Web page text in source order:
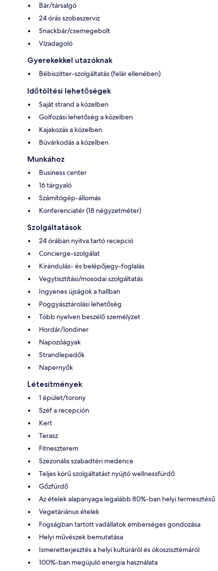
Bár/társalgó
24 órás szobaszerviz
Snackbár/csemegebolt
Vízadagoló
Gyerekekkel utazóknak
Bébiszitter-szolgáltatás (felár ellenében)
Időtöltési lehetőségek
Saját strand a közelben
Golfozási lehetőség a közelben
Kajakozás a közelben
Búvárkodás a közelben
Munkához
Business center
16 tárgyaló
Számítógép-állomás
Konferenciatér (18 négyzetméter)
Szolgáltatások
24 órában nyitva tartó recepció
Concierge-szolgálat
Kirándulás- és belépőjegy-foglalás
Vegytisztítási/mosodai szolgáltatás
Ingyenes újságok a hallban
Poggyásztárolási lehetőség
Több nyelven beszélő személyzet
Hordár/londiner
Napozóágyak
Strandlepedők
Napernyők
Létesítmények
1 épület/torony
Széf a recepción
Kert
Terasz
Fitneszterem
Szezonális szabadtéri medence
Teljes körű szolgáltatást nyújtó wellnessfürdő
Gőzfürdő
Az ételek alapanyaga legalább 80%-ban helyi termesztésű
Vegetáriánus ételek
Fogságban tartott vadállatok emberséges gondozása
Helyi művészek bemutatása
Ismeretterjesztés a helyi kultúráról és ökoszisztémáról
100%-ban megújuló energia használata